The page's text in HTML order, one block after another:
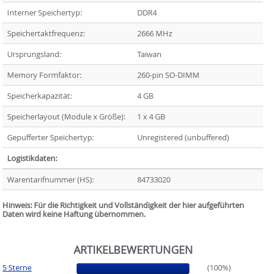
Interner Speichertyp:
DDR4
Speichertaktfrequenz:
2666 MHz
Ursprungsland:
Taiwan
Memory Formfaktor:
260-pin SO-DIMM
Speicherkapazität:
4 GB
Speicherlayout (Module x Größe):
1 x 4 GB
Gepufferter Speichertyp:
Unregistered (unbuffered)
Logistikdaten:
Warentarifnummer (HS):
84733020
Hinweis: Für die Richtigkeit und Vollständigkeit der hier aufgeführten
Daten wird keine Haftung übernommen.
ARTIKELBEWERTUNGEN
5 Sterne (100%)
(100%)